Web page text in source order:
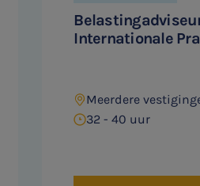
Internationale
Meerdere
32 - 40 uur